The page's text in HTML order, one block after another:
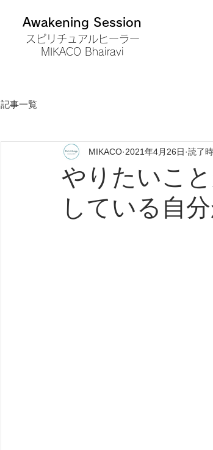
Awakening Session
スピリチュアルヒーラー
MIKACO Bhairavi
記事一覧
やりたいこ
している自
MIKACO 2021年4月26日 読了